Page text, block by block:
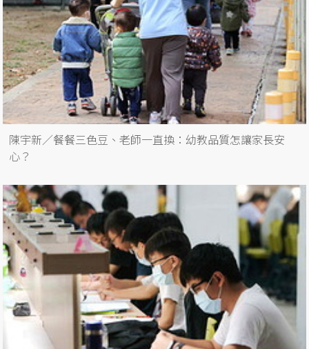
陳宇新／餐餐三色豆、老師一直換：幼教品質怎讓家長安
心？